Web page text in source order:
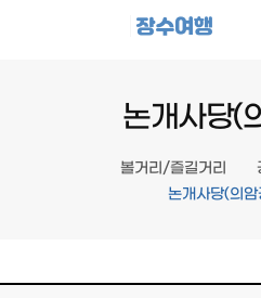
장수여행
논개사당(
볼거리/즐길거리
논개사당(의